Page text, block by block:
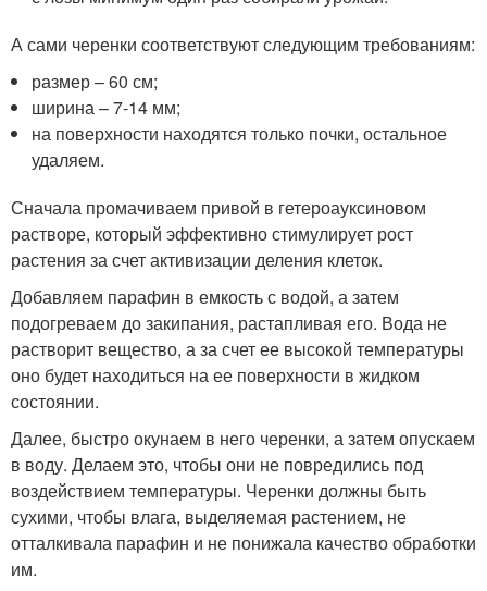
А сами черенки соответствуют следующим требованиям:
размер – 60 см;
ширина – 7-14 мм;
на поверхности находятся только почки, остальное
удаляем.
Сначала промачиваем привой в гетероауксиновом
растворе, который эффективно стимулирует рост
растения за счет активизации деления клеток.
Добавляем парафин в емкость с водой, а затем
подогреваем до закипания, растапливая его. Вода не
растворит вещество, а за счет ее высокой температуры
оно будет находиться на ее поверхности в жидком
состоянии.
Далее, быстро окунаем в него черенки, а затем опускаем
в воду. Делаем это, чтобы они не повредились под
воздействием температуры. Черенки должны быть
сухими, чтобы влага, выделяемая растением, не
отталкивала парафин и не понижала качество обработки
им.